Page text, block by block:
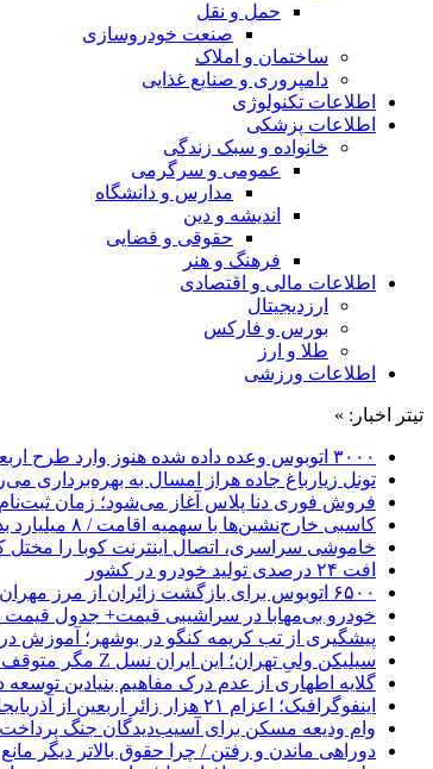
حمل و نقل
صنعت خودروسازی
ساختمان و املاک
دامپروری و صنایع غذایی
اطلاعات تکنولوژی
اطلاعات پزشکی
خانواده و سبک زندگی
عمومی و سرگرمی
مدارس و دانشگاه
اندیشه و دین
حقوقی و قضایی
فرهنگ و هنر
اطلاعات مالی و اقتصادی
ارزدیجیتال
بورس و فارکس
طلا و ارز
اطلاعات ورزشی
تیتر اخبار: »
۳۰۰۰ اتوبوس وعده داده شده هنوز وارد طرح اربعین نشده است
تونل زیارباغ جاده هراز امسال به بهره‌برداری
فروش فوری دنا پلاس آغاز می‌شود؛ زمان
کاسبی خارج‌نشین‌ها با سهمیه اقامت / ۸ میلیارد بده خودرو وارد کن!
خاموشی سراسری، اتصال اینترنت کوبا را مختل
افت ۲۴ درصدی تولید خودرو در کشور
۶۵۰۰ اتوبوس برای بازگشت زائران از مرز مهران اعزام می‌شود
خودرو بی‌مهابا در سراشیبی قیمت+ جدول قیمت
پیشگیری از تب کریمه کنگو در بوشهر؛ آموزش
سیلیکن ولیِ تهران؛ این ایران نسل Z مگر متوقف شدنی است؟ / آینده ایران را این دانش آموزان می سازند
گلایه اطهاری از عدم درک مفاهیم بنیادین توسعه
اینفوگرافیک؛ اعزام ۲۱ هزار زائر اربعین از آذربایجان‌شرقی
وام ودیعه مسکن برای آسیب‌دیدگان جنگ
دوراهی ماندن و رفتن / چرا حقوق بالاتر دیگر